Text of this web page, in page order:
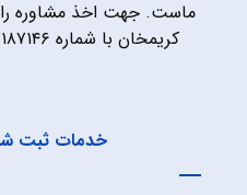
ماست. جهت اخذ مشاوره
کریمخان با شماره ۰۲۱۸۷۱۴۶ تماس حاصل فرمایید.
خدمات ثبت